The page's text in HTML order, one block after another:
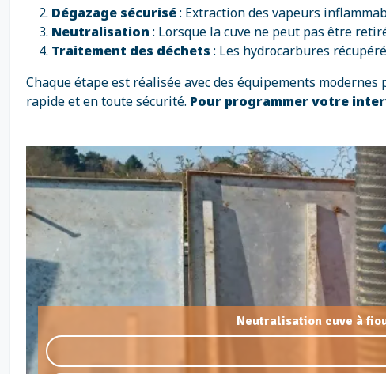
Dégazage sécurisé: Extraction des vapeurs
Neutralisation : Lorsque la cuve ne peut pas être
Traitement des déchets : Les hydrocarbures
Chaque étape est réalisée avec des équipements
rapide et en toute sécurité. Pour programmer votre
Neutralisation cuve à